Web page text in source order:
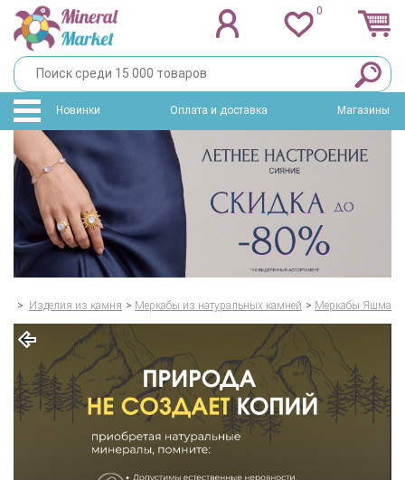
0
Новинки Оплата и доставка Магазины
> Изделия из камня > Меркабы из натуральных камней > Меркабы Яшма